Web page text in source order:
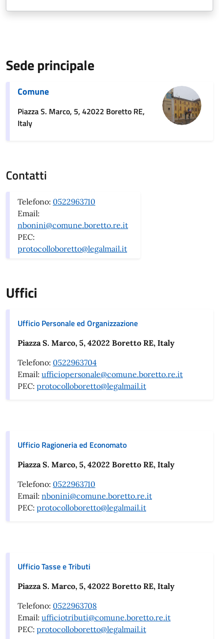
Sede principale
Comune
Piazza S. Marco, 5, 42022 Boretto RE,
Italy
Contatti
Telefono: 0522963710
Email:
nbonini@comune.boretto.re.it
PEC:
protocolloboretto@legalmail.it
Uffici
Ufficio Personale ed Organizzazione
Piazza S. Marco, 5, 42022 Boretto RE, Italy
Telefono: 0522963704
Email: ufficiopersonale@comune.boretto.re.it
PEC: protocolloboretto@legalmail.it
Ufficio Ragioneria ed Economato
Piazza S. Marco, 5, 42022 Boretto RE, Italy
Telefono: 0522963710
Email: nbonini@comune.boretto.re.it
PEC: protocolloboretto@legalmail.it
Ufficio Tasse e Tributi
Piazza S. Marco, 5, 42022 Boretto RE, Italy
Telefono: 0522963708
Email: ufficiotributi@comune.boretto.re.it
PEC: protocolloboretto@legalmail.it